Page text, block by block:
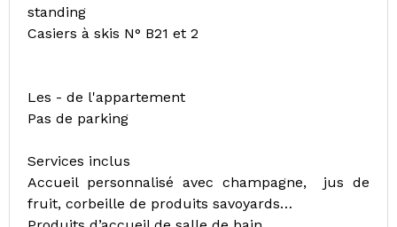
standing
Casiers à skis N° B21 et 2
Les - de l'appartement
Pas de parking
Services inclus
Accueil personnalisé avec champagne, jus de
fruit, corbeille de produits savoyards…